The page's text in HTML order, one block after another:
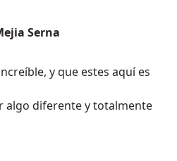
Serna
y que estes aquí es
algo diferente y totalmente